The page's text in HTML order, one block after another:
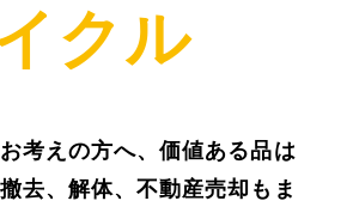
クル
考えの方へ、価値ある品は
去、解体、不動産売却もま